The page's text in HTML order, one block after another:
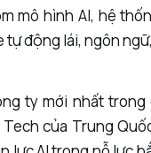
mô hình AI, hệ
tự động lái, ngôn
ty mới nhất trong
của Trung